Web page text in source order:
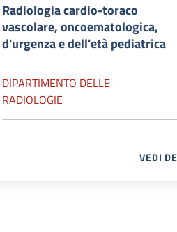
Radiologia cardio-toraco
vascolare, oncoematologica,
d'urgenza e dell'età pediatrica
DIPARTIMENTO DELLE
RADIOLOGIE
VEDI